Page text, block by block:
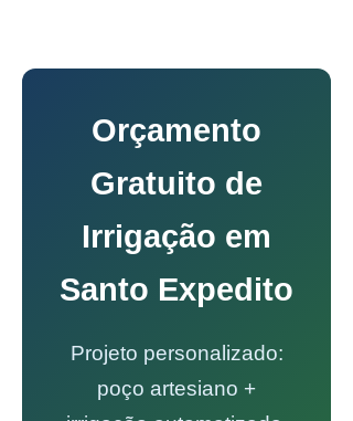
Orçamento
Gratuito de
Irrigação em
Santo Expedito
Projeto personalizado:
poço artesiano +